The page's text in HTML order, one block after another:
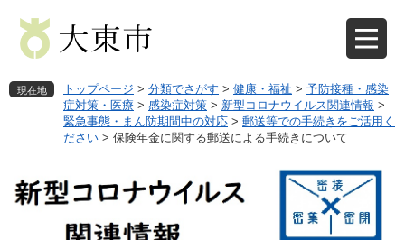
先
を 現在地 トップページ > 分類でさがす > 健康・福祉 > 予防接種・感染
症対策・医療 > 感染症対策 > 新型コロナウイルス関連情報 >
緊急事態・まん防期間中の対応 > 郵送等での手続きをご活用く
ださい > 保険年金に関する郵送による手続きについて